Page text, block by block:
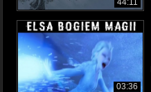
44:11
03:36